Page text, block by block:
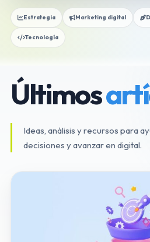
Estrategia Marketing digital
Tecnología
Últimos
Ideas, análisis y recursos para
decisiones y avanzar en digital.